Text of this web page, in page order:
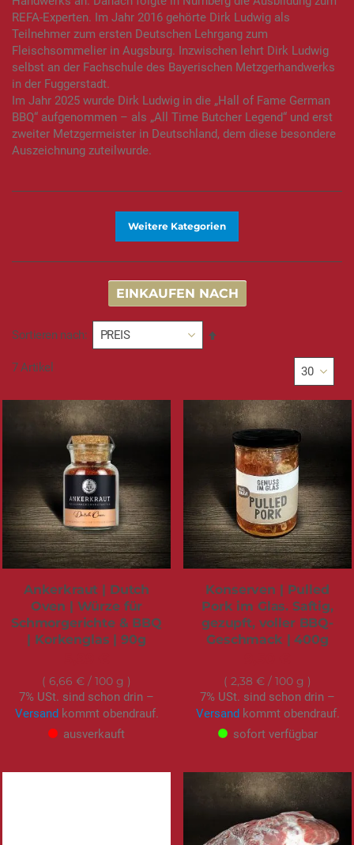
REFA-Experten. Im Jahr 2016 gehörte Dirk Ludwig als
Teilnehmer zum ersten Deutschen Lehrgang zum
Fleischsommelier in Augsburg. Inzwischen lehrt Dirk Ludwig
selbst an der Fachschule des Bayerischen Metzgerhandwerks
in der Fuggerstadt.
Im Jahr 2025 wurde Dirk Ludwig in die „Hall of Fame German
BBQ“ aufgenommen – als „All Time Butcher Legend“ und erst
zweiter Metzgermeister in Deutschland, dem diese besondere
Auszeichnung zuteilwurde.
Weitere Kategorien
EINKAUFEN NACH
Sortieren nach
In
7Artikel
Ankerkraut | Dutch
Oven | Würze für
Schmorgerichte & BBQ
| Korkenglas | 90g
6,66 € / 100 g
7% USt. sind schon drin –
Versandkommt obendrauf.
ausverkauft
Konserven | Pulled
Pork im Glas. Saftig,
gezupft, voller BBQ-
Geschmack | 400g
2,38 € / 100 g
7% USt. sind schon drin –
Versandkommt obendrauf.
sofort verfügbar